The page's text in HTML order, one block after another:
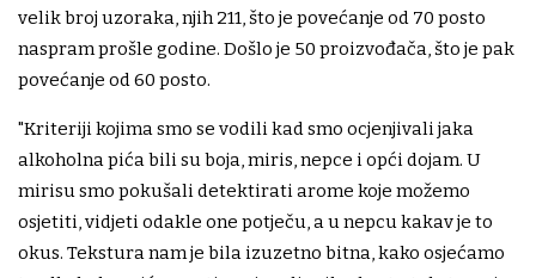
velik broj uzoraka, njih 211, što je povećanje od 70 posto
naspram prošle godine. Došlo je 50 proizvođača, što je pak
povećanje od 60 posto.
"Kriteriji kojima smo se vodili kad smo ocjenjivali jaka
alkoholna pića bili su boja, miris, nepce i opći dojam. U
mirisu smo pokušali detektirati arome koje možemo
osjetiti, vidjeti odakle one potječu, a u nepcu kakav je to
okus. Tekstura nam je bila izuzetno bitna, kako osjećamo